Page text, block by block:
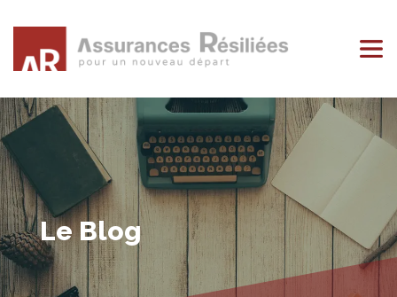
Le Blog